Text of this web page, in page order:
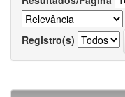
Registro(s)